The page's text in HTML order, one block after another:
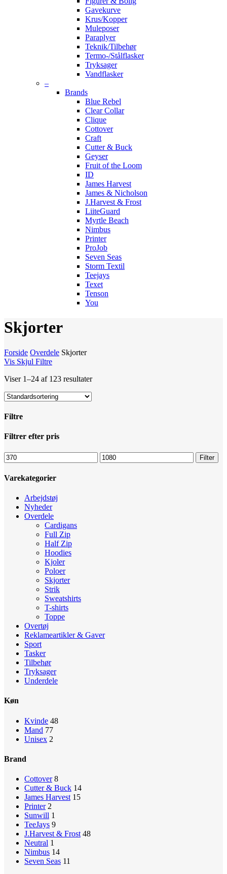
Gavekurve
Krus/Kopper
Muleposer
Paraplyer
Teknik/Tilbehør
Termo-/Stålflasker
Tryksager
Vandflasker
–
Brands
Blue Rebel
Clear Collar
Clique
Cottover
Craft
Cutter & Buck
Geyser
Fruit of the Loom
ID
James Harvest
James & Nicholson
J.Harvest & Frost
LiiteGuard
Myrtle Beach
Nimbus
Printer
ProJob
Seven Seas
Storm Textil
Teejays
Texet
Tenson
You
Skjorter
Forside Overdele Skjorter
Vis Skjul Filtre
Viser 1–24 af 123 resultater
Filtre
Luk
Filtrer efter pris
Mindste
pris
Højeste
pris
Filter
Varekategorier
Arbejdstøj
Nyheder
Overdele
Cardigans
Full Zip
Half Zip
Hoodies
Kjoler
Poloer
Skjorter
Strik
Sweatshirts
T-shirts
Toppe
Overtøj
Reklameartikler & Gaver
Sport
Tasker
Tilbehør
Tryksager
Underdele
Køn
Kvinde 48
Mand 77
Unisex 2
Brand
Cottover 8
Cutter & Buck 14
James Harvest 15
Printer 2
Sunwill 1
TeeJays 9
J.Harvest & Frost 48
Neutral 1
Nimbus 14
Seven Seas 11